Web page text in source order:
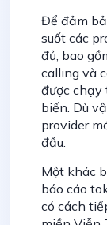
Để đảm
suốt các
đủ, bao
calling và
được chạy
biến. Dù
provider
đầu.
Một khác
báo cáo
có cách